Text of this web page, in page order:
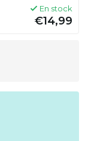
En stock
€14,99